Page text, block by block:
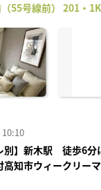
55号線前） 201・
別】新木駅 徒歩6
知市ウィークリー